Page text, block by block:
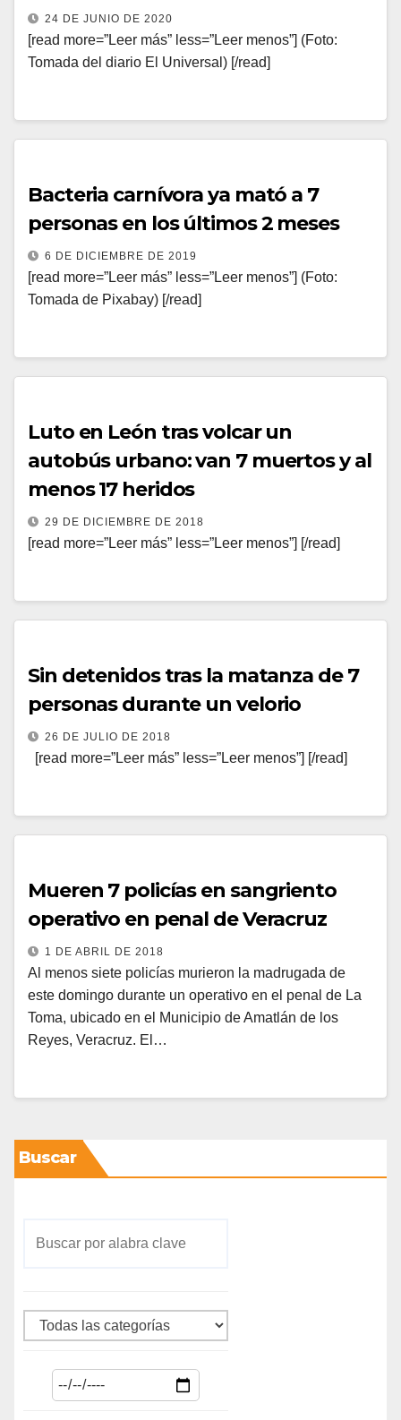
24 DE JUNIO DE 2020
[read more=”Leer más” less=”Leer menos”] (Foto:
Tomada del diario El Universal) [/read]
Bacteria carnívora ya mató a 7
personas en los últimos 2 meses
6 DE DICIEMBRE DE 2019
[read more=”Leer más” less=”Leer menos”] (Foto:
Tomada de Pixabay) [/read]
Luto en León tras volcar un
autobús urbano: van 7 muertos y al
menos 17 heridos
29 DE DICIEMBRE DE 2018
[read more=”Leer más” less=”Leer menos”] [/read]
Sin detenidos tras la matanza de 7
personas durante un velorio
26 DE JULIO DE 2018
[read more=”Leer más” less=”Leer menos”] [/read]
Mueren 7 policías en sangriento
operativo en penal de Veracruz
1 DE ABRIL DE 2018
Al menos siete policías murieron la madrugada de
este domingo durante un operativo en el penal de La
Toma, ubicado en el Municipio de Amatlán de los
Reyes, Veracruz. El…
Buscar